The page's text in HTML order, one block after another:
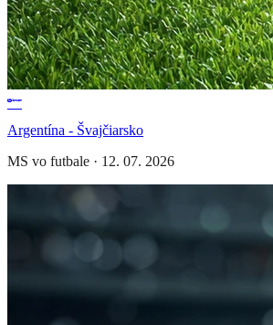
Argentína - Švajčiarsko
MS vo futbale · 12. 07. 2026